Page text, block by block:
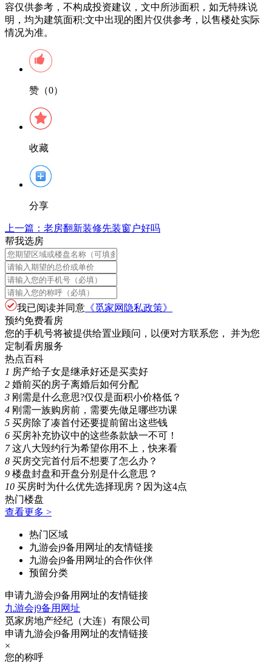
容仅供参考，不构成投资建议，文中所涉面积，如无特殊说
明，均为建筑面积:文中出现的图片仅供参考，以售楼处实际
情况为准。
赞（0）
收藏
分享
上一篇： 老房翻新装修先装窗户好吗
帮我选房
我已阅读并同意 《觅家网隐私政策》
预约免费看房
您的手机号将被提供给置业顾问，以便对方联系您， 并为您
定制看房服务
热点百科
1 房产给子女是继承好还是买卖好
2 婚前买的房子离婚后如何分配
3 刚需是什么意思?仅仅是面积小价格低？
4 刚需一族购房前，需要先做足哪些功课
5 买房除了凑首付还要提前留出这些钱
6 买房补充协议中的这些条款缺一不可！
7 这八大毁约行为希望你用不上，快来看
8 买房交完首付后不想要了怎么办？
9 楼盘封盘和开盘分别是什么意思？
10 买房时为什么优先选择现房？因为这4点
热门楼盘
查看更多 >
热门区域
九游会j9备用网址的友情链接
九游会j9备用网址的合作伙伴
预留分类
申请九游会j9备用网址的友情链接
九游会j9备用网址
觅家房地产经纪（大连）有限公司
申请九游会j9备用网址的友情链接
×
您的称呼